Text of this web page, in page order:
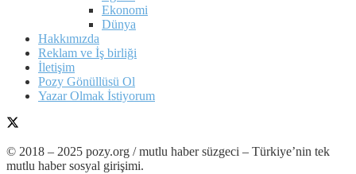
Ekonomi
Dünya
Hakkımızda
Reklam ve İş birliği
İletişim
Pozy Gönüllüsü Ol
Yazar Olmak İstiyorum
© 2018 – 2025 pozy.org / mutlu haber süzgeci – Türkiye’nin tek
mutlu haber sosyal girişimi.